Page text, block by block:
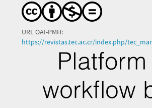
URL OAI-PMH:
https://revistas.tec.ac.cr/index.php/